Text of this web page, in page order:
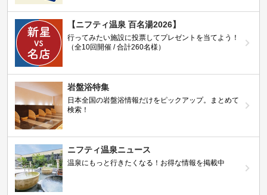
【ニフティ温泉 百名湯2026】
行ってみたい施設に投票してプレゼントを当てよう！
（全10回開催 / 合計260名様）
岩盤浴特集
日本全国の岩盤浴情報だけをピックアップ。まとめて
検索！
ニフティ温泉ニュース
温泉にもっと行きたくなる！お得な情報を掲載中